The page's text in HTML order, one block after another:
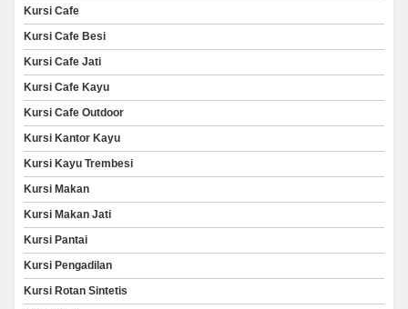
Kursi Cafe
Kursi Cafe Besi
Kursi Cafe Jati
Kursi Cafe Kayu
Kursi Cafe Outdoor
Kursi Kantor Kayu
Kursi Kayu Trembesi
Kursi Makan
Kursi Makan Jati
Kursi Pantai
Kursi Pengadilan
Kursi Rotan Sintetis